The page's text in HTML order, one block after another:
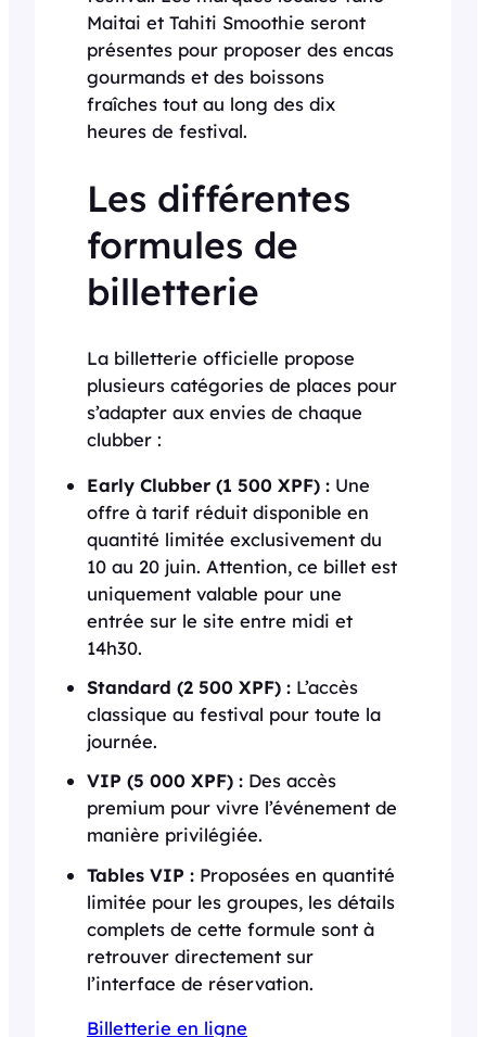
Maitai et Tahiti Smoothie seront
présentes pour proposer des encas
gourmands et des boissons
fraîches tout au long des dix
heures de festival.
Les différentes
formules de
billetterie
La billetterie officielle propose
plusieurs catégories de places pour
s’adapter aux envies de chaque
clubber :
Early Clubber (1 500 XPF) : Une
offre à tarif réduit disponible en
quantité limitée exclusivement du
10 au 20 juin. Attention, ce billet est
uniquement valable pour une
entrée sur le site entre midi et
14h30.
Standard (2 500 XPF) : L’accès
classique au festival pour toute la
journée.
VIP (5 000 XPF) : Des accès
premium pour vivre l’événement de
manière privilégiée.
Tables VIP : Proposées en quantité
limitée pour les groupes, les détails
complets de cette formule sont à
retrouver directement sur
l’interface de réservation.
Billetterie en ligne